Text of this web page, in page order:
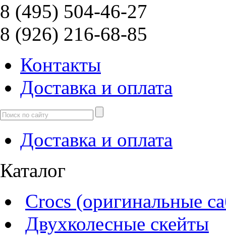
8 (495) 504-46-27
8 (926) 216-68-85
Контакты
Доcтавка и оплата
Доcтавка и оплата
Каталог
Crocs (оригинальные
Двухколесные скейты